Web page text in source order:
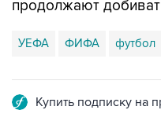
продолжают
УЕФА ФИФА футбол
Купить подписку на